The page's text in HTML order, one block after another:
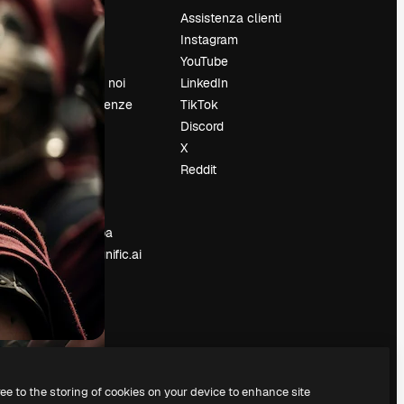
Prezzi
Chi siamo
Recensioni
Lavora con noi
Cerca tendenze
Blog
Eventi
Slidesgo
Vendi i tuoi
Sala stampa
Cerchi magnific.ai
Assistenza clienti
Instagram
YouTube
LinkedIn
TikTok
Discord
X
Reddit
to the storing of cookies on your device to enhance site